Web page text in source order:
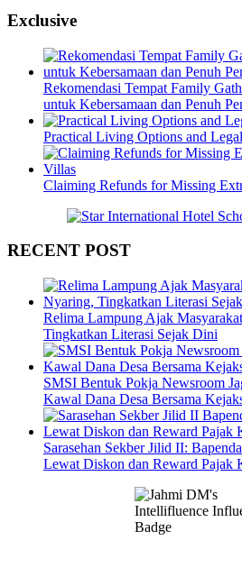
Exclusive
Rekomendasi Tempat Family
untuk Kebersamaan dan Penuh
Practical Living Options and
Claiming Refunds for Missing
RECENT POST
Relima Lampung Ajak
Tingkatkan Literasi Sejak Dini
SMSI Bentuk Pokja Newsroom
Kawal Dana Desa Bersama
Sarasehan Sekber Jilid II:
Lewat Diskon dan Reward Pajak